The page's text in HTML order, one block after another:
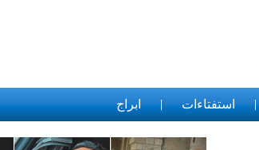
استفتاءات ابراج